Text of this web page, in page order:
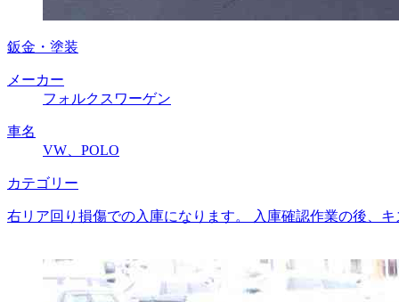
鈑金・塗装
メーカー
フォルクスワーゲン
車名
VW、POLO
カテゴリー
右リア回り損傷での入庫になります。 入庫確認作業の後、